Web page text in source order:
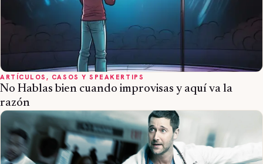
ARTÍCULOS, CASOS Y SPEAKERTIPS
No Hablas bien cuando improvisas y aquí va la
razón